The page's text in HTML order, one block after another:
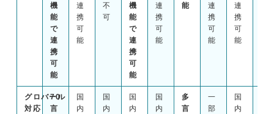
機
能
で
連
携
可
能
連
携
可
能
不
可
機
能
で
連
携
可
能
連
携
可
能
能
連
携
可
能
連
携
可
能
グロバール
対応
70
言
国
内
国
内
国
内
国
内
多
言
一
部
国
内